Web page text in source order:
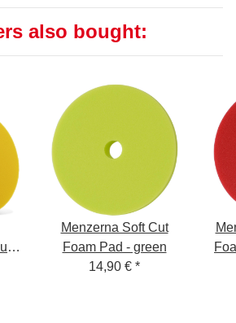
also bought:
Menzerna Soft Cut
Foam Pad - green
14,90 € *